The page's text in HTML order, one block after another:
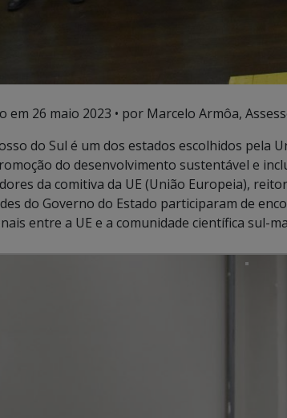
em 26 maio 2023 • por Marcelo Armôa,
do Sul é um dos estados escolhidos pela
do desenvolvimento sustentável e
da comitiva da UE (União Europeia),
do Governo do Estado participaram de
entre a UE e a comunidade científica sul-